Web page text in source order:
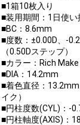
■1箱10枚入り
■装用期間：1日使い
■BC：8.6mm
■度数：±0.00D、-
（0.50Dステップ）
■カラー：Rich
■DIA：14.2mm
■着色直径：
イク）
■円柱度数(CYL)：-
■円柱軸度(AXIS)：